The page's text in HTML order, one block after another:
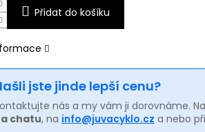
Přidat do košíku
jste jinde lepší cenu?
nás a my vám ji dorovnáme.
chatu, na info@juvacyklo.cz a nebo